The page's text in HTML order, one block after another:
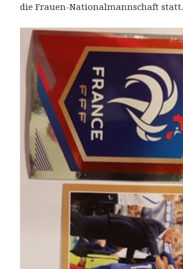
die Frauen-Nationalmannschaft statt.